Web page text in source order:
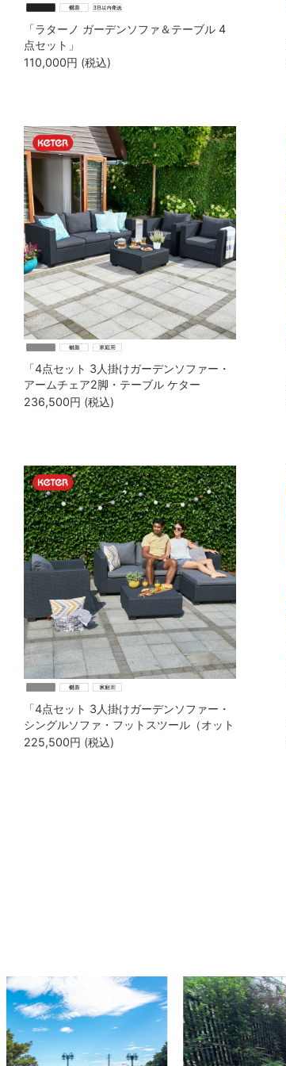
「ラターノ ガーデンソファ＆テーブル 4
点セット」
110,000円 (税込)
「4点セット 3人掛けガーデンソファー・
アームチェア2脚・テーブル ケター
（KETER） サルタ」
236,500円 (税込)
「4点セット 3人掛けガーデンソファー・
シングルソファ・フットスツール（オット
マン）・テーブル ケター（KETER） サル
225,500円 (税込)